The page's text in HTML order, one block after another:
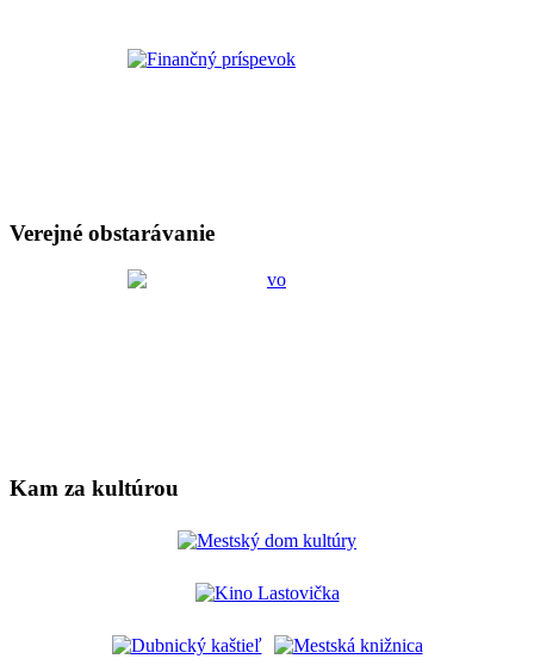
Verejné obstarávanie
Kam za kultúrou